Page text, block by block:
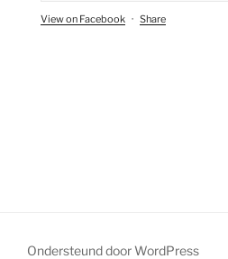
View on Facebook · Share
Ondersteund door WordPress